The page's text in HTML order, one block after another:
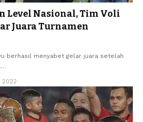
Level Nasional, Tim Voli
Juara Turnamen
berhasil menyabet gelar juara setelah
2022